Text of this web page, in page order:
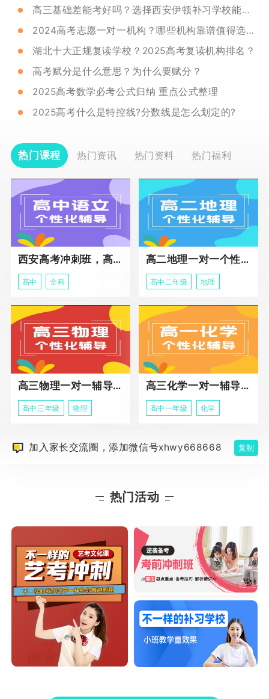
高三基础差能考好吗？选择西安伊顿补习学校能提升成绩吗？
2024高考志愿一对一机构？哪些机构靠谱值得选择？
湖北十大正规复读学校？2025高考复读机构排名？
高考赋分是什么意思？为什么要赋分？
2025高考数学必考公式归纳 重点公式整理
2025高考什么是特控线?分数线是怎么划定的?
热门课程 热门资讯 热门资料 热门福利
西安高考冲刺班，高三全科辅导
高中 全科
高二地理一对一个性化冲刺辅导课程
高中二年级 地理
高三物理一对一辅导课程
高中三年级 物理
高三化学一对一辅导课程
高中一年级 化学
加入家长交流圈，添加微信号xhwy668668 复制
热门活动